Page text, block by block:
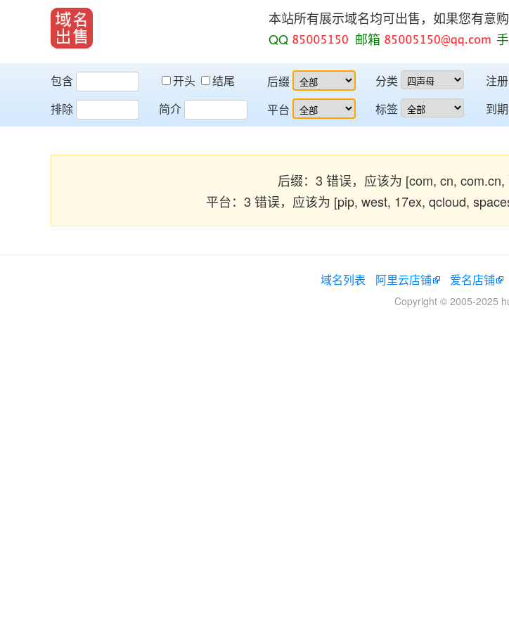
本站所有展示域名均可出售，如果您有意
QQ
邮箱
包含 开头
结尾
排除
简介
后缀
平台
分类
标签
注
到
后缀：3 错误，应该为 [com, cn,
平台：3 错误，应该为 [pip, west, 17ex, qcloud,
域名列表 阿里云店铺 爱名店铺
Copyright © 2005-2025